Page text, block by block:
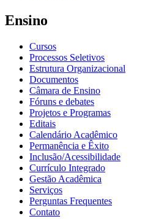
Ensino
Cursos
Processos Seletivos
Estrutura Organizacional
Documentos
Câmara de Ensino
Fóruns e debates
Projetos e Programas
Editais
Calendário Acadêmico
Permanência e Êxito
Inclusão/Acessibilidade
Currículo Integrado
Gestão Acadêmica
Serviços
Perguntas Frequentes
Contato